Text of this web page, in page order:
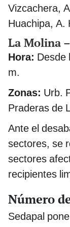
Vizcachera,
Huachipa, A.
La Molina
Hora: Desde
m.
Zonas: Urb.
Praderas de
Ante el
sectores, se
sectores
recipientes
Número
Sedapal